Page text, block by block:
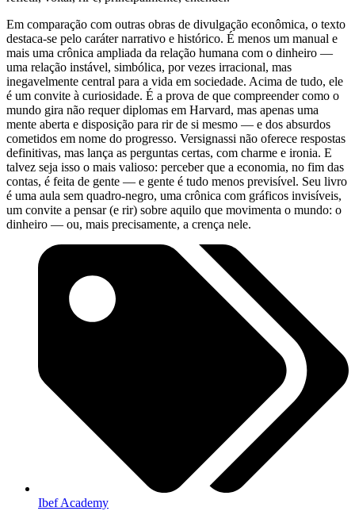
Em comparação com outras obras de divulgação econômica, o texto
destaca-se pelo caráter narrativo e histórico. É menos um manual e
mais uma crônica ampliada da relação humana com o dinheiro —
uma relação instável, simbólica, por vezes irracional, mas
inegavelmente central para a vida em sociedade. Acima de tudo, ele
é um convite à curiosidade. É a prova de que compreender como o
mundo gira não requer diplomas em Harvard, mas apenas uma
mente aberta e disposição para rir de si mesmo — e dos absurdos
cometidos em nome do progresso. Versignassi não oferece respostas
definitivas, mas lança as perguntas certas, com charme e ironia. E
talvez seja isso o mais valioso: perceber que a economia, no fim das
contas, é feita de gente — e gente é tudo menos previsível. Seu livro
é uma aula sem quadro-negro, uma crônica com gráficos invisíveis,
um convite a pensar (e rir) sobre aquilo que movimenta o mundo: o
dinheiro — ou, mais precisamente, a crença nele.
Ibef Academy